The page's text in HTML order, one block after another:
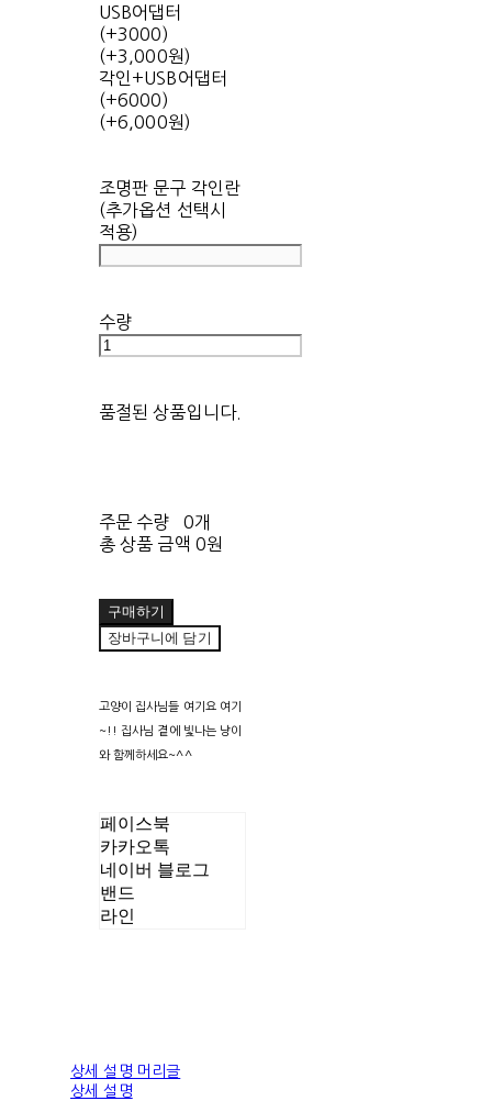
USB어댑터
(+3000)
(+3,000원)
각인+USB어댑터
(+6000)
(+6,000원)
조명판 문구 각인란
(추가옵션 선택시
적용)
수량
품절된 상품입니다.
주문 수량
0개
총 상품 금액 0원
구매하기
장바구니에 담기
고양이 집사님들 여기요 여기
~!! 집사님 곁에 빛나는 냥이
와 함께하세요~^^
페이스북
카카오톡
네이버 블로그
밴드
라인
상세 설명 머리글
상세 설명